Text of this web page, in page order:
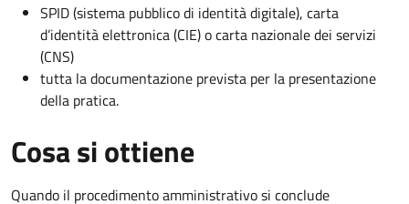
SPID (sistema pubblico di identità digitale), carta
d’identità elettronica (CIE) o carta nazionale dei servizi
(CNS)
tutta la documentazione prevista per la presentazione
della pratica.
Cosa si ottiene
Quando il procedimento amministrativo si conclude